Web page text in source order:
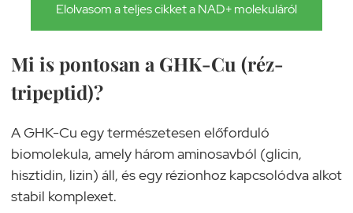
Elolvasom a teljes cikket a NAD+ molekuláról
Mi is pontosan a GHK-Cu (réz-
tripeptid)?
A GHK-Cu egy természetesen előforduló
biomolekula, amely három aminosavból (glicin,
hisztidin, lizin) áll, és egy rézionhoz kapcsolódva alkot
stabil komplexet.